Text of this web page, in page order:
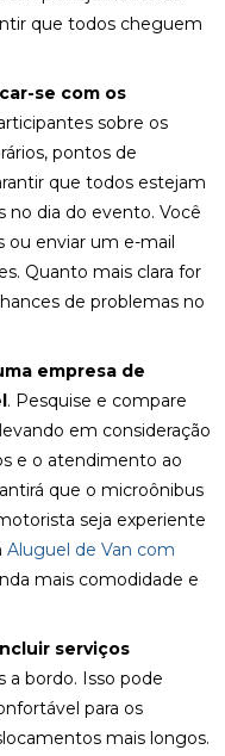
que todos cheguem
se com os
sobre os
pontos de
que todos estejam
no dia do evento. Você
ou enviar um e-mail
Quanto mais clara for
de problemas no
empresa de
. Pesquise e compare
em consideração
e o atendimento ao
que o microônibus
seja experiente
Aluguel de Van com
mais comodidade e
serviços
a bordo. Isso pode
para os
mais longos.